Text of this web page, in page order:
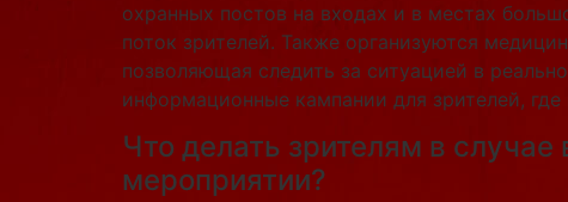
охранных постов на входах и в местах
поток зрителей. Также организуются
позволяющая следить за ситуацией в
информационные кампании для зрителей,
Что делать зрителям в
мероприятии?